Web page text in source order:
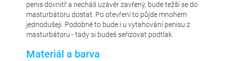
penis dovnitř a necháš uzávěr zavřený, bude težší se do
masturbátoru dostat. Po otevření to půjde mnohem
jednodušeji. Podobné to bude i u vytahování penisu z
masturbátoru - tady si budeš seřizovat podtlak.
Materiál a barva